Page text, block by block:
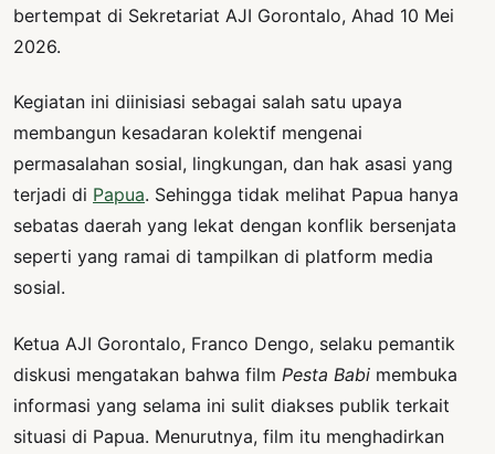
bertempat di Sekretariat AJI Gorontalo, Ahad 10 Mei
2026.
Kegiatan ini diinisiasi sebagai salah satu upaya
membangun kesadaran kolektif mengenai
permasalahan sosial, lingkungan, dan hak asasi yang
terjadi di Papua. Sehingga tidak melihat Papua hanya
sebatas daerah yang lekat dengan konflik bersenjata
seperti yang ramai di tampilkan di platform media
sosial.
Ketua AJI Gorontalo, Franco Dengo, selaku pemantik
diskusi mengatakan bahwa film Pesta Babi membuka
informasi yang selama ini sulit diakses publik terkait
situasi di Papua. Menurutnya, film itu menghadirkan